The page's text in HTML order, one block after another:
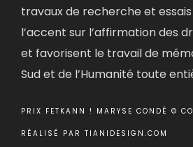
travaux de recherche et
l’accent sur l’affirmation des
et favorisent le travail de
Sud et de l’Humanité toute
PRIX FETKANN ! MARYSE CONDÉ ©
RÉALISÉ PAR TIANIDESIGN.COM